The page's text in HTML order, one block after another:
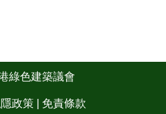
綠色建築議會
政策 免責條款